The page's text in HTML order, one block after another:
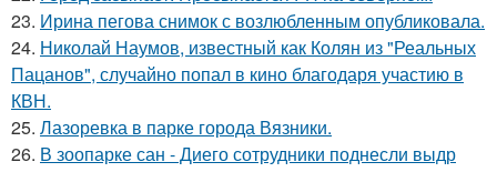
23. Ирина пегова снимок с возлюбленным опубликовала.
24. Николай Наумов, известный как Колян из "Реальных
Пацанов", случайно попал в кино благодаря участию в
КВН.
25. Лазоревка в парке города Вязники.
26. В зоопарке сан - Диего сотрудники поднесли выдр